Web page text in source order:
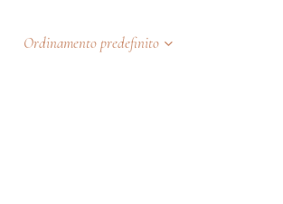
Ordinamento predefinito